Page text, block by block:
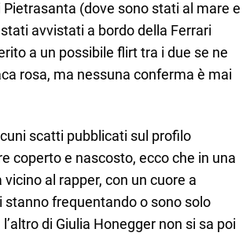
(dove sono stati al mare e
avvistati a bordo della Ferrari
a un possibile flirt tra i due se ne
rosa, ma nessuna conferma è mai
scatti pubblicati sul profilo
coperto e nascosto, ecco che in una
al rapper, con un cuore a
stanno frequentando o sono solo
di Giulia Honegger non si sa poi